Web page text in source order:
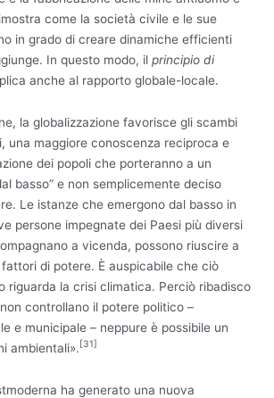
come la società civile e le sue
in grado di creare dinamiche efficienti
In questo modo, il principio di
anche al rapporto globale-locale.
la globalizzazione favorisce gli scambi
una maggiore conoscenza reciproca e
dei popoli che porteranno a un
basso” e non semplicemente deciso
Le istanze che emergono dal basso in
persone impegnate dei Paesi più diversi
a vicenda, possono riuscire a
di potere. È auspicabile che ciò
riguarda la crisi climatica. Perciò ribadisco
controllano il potere politico –
e municipale – neppure è possibile un
ambientali». [31]
ha generato una nuova